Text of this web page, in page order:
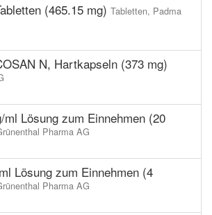
(465.15 mg) Tabletten, Padma
N, Hartkapseln (373 mg)
ml Lösung zum Einnehmen (20
Pharma AG
Lösung zum Einnehmen (4
Pharma AG